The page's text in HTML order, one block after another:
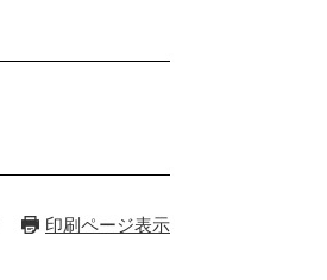
印刷ページ表示